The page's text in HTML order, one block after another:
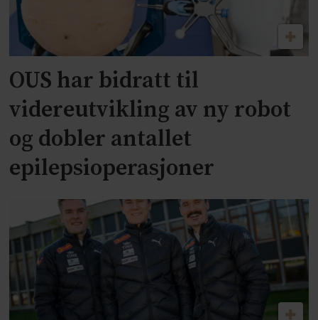
OUS har bidratt til
videreutvikling av ny robot
og dobler antallet
epilepsioperasjoner